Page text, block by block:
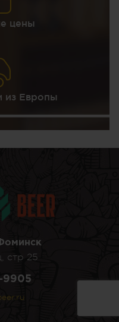
цены
из Европы
стр 25
9905